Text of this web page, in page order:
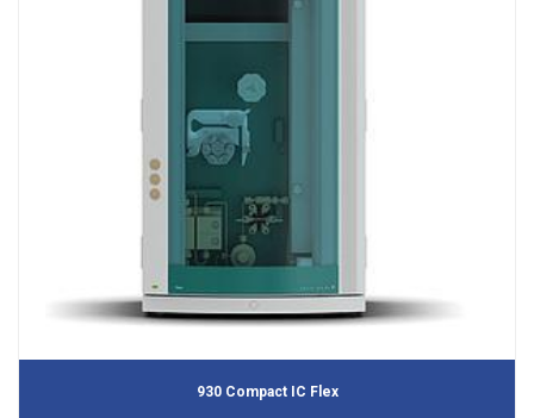
930 Compact IC Flex